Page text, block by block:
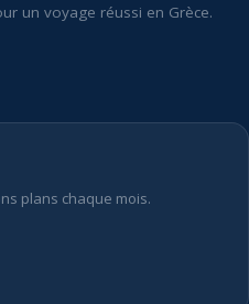
un voyage réussi en Grèce.
plans chaque mois.